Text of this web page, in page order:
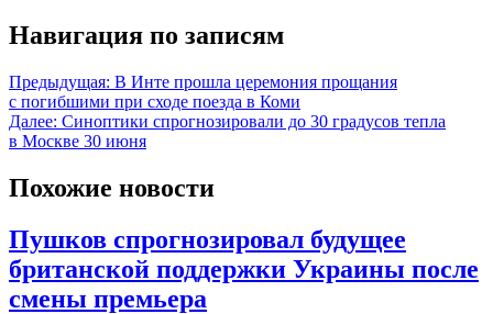
Навигация по записям
Предыдущая: В Инте прошла церемония прощания
с погибшими при сходе поезда в Коми
Далее: Синоптики спрогнозировали до 30 градусов тепла
в Москве 30 июня
Похожие новости
Пушков спрогнозировал будущее
британской поддержки Украины после
смены премьера